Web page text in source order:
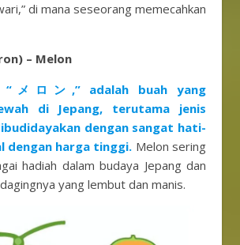
di mana seseorang memecahkan
– Melon
“メロン,” adalah buah yang
di Jepang, terutama jenis
dengan sangat hati-
dengan harga tinggi. Melon sering
hadiah dalam budaya Jepang dan
yang lembut dan manis.